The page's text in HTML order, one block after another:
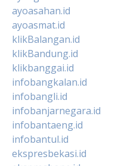
ayoasahan.id
ayoasmat.id
klikBalangan.id
klikBandung.id
klikbanggai.id
infobangkalan.id
infobangli.id
infobanjarnegara.id
infobantaeng.id
infobantul.id
ekspresbekasi.id